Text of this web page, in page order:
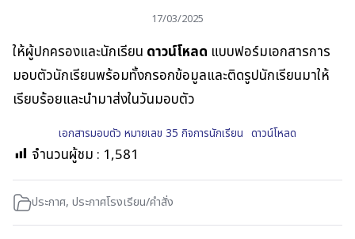
17/03/2025
ให้ผู้ปกครองและนักเรียน ดาวน์โหลด แบบฟอร์มเอกสารการ
มอบตัวนักเรียนพร้อมทั้งกรอกข้อมูลและติดรูปนักเรียนมาให้
เรียบร้อยและนำมาส่งในวันมอบตัว
เอกสารมอบตัว หมายเลข 35 กิจการนักเรียน ดาวน์โหลด
จำนวนผู้ชม : 1,581
ประกาศ, ประกาศโรงเรียน/คำสั่ง